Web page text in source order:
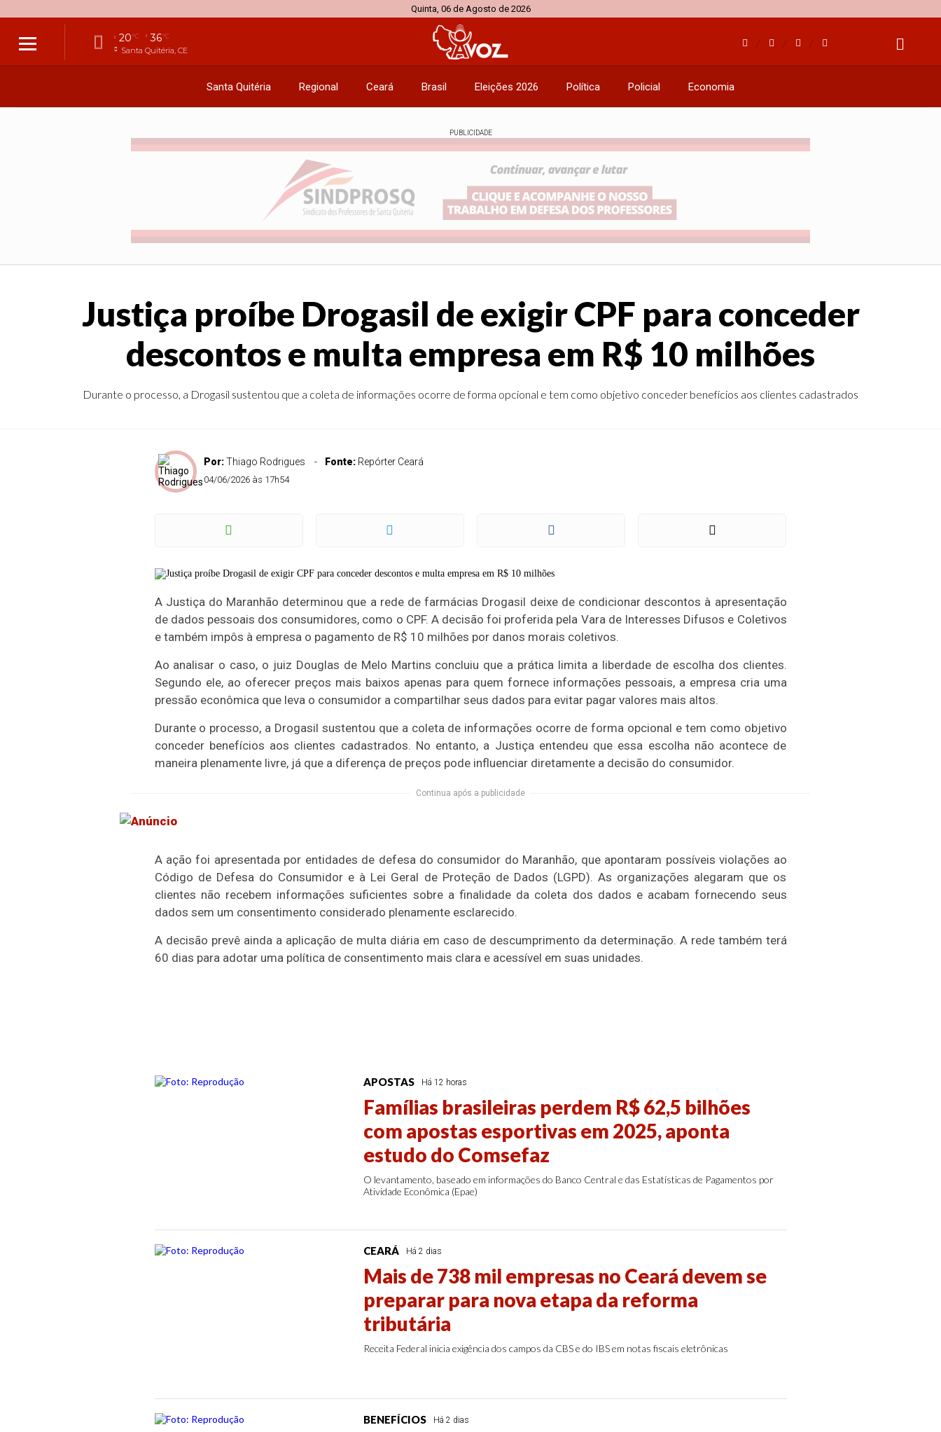
Quinta, 06 de Agosto de 2026
20°C 36°C
Santa Quitéria, CE
Santa Quitéria Regional Ceará Brasil Eleições 2026 Política Policial Economia
PUBLICIDADE
Justiça proíbe Drogasil de exigir CPF para conceder
descontos e multa empresa em R$ 10 milhões
Durante o processo, a Drogasil sustentou que a coleta de informações ocorre de forma opcional e tem como objetivo conceder benefícios aos clientes cadastrados
Por:Thiago Rodrigues Fonte: Repórter Ceará
04/06/2026 às 17h54
A Justiça do Maranhão determinou que a rede de farmácias Drogasil deixe de condicionar descontos à apresentação
de dados pessoais dos consumidores, como o CPF. A decisão foi proferida pela Vara de Interesses Difusos e Coletivos
e também impôs à empresa o pagamento de R$ 10 milhões por danos morais coletivos.
Ao analisar o caso, o juiz Douglas de Melo Martins concluiu que a prática limita a liberdade de escolha dos clientes.
Segundo ele, ao oferecer preços mais baixos apenas para quem fornece informações pessoais, a empresa cria uma
pressão econômica que leva o consumidor a compartilhar seus dados para evitar pagar valores mais altos.
Durante o processo, a Drogasil sustentou que a coleta de informações ocorre de forma opcional e tem como objetivo
conceder benefícios aos clientes cadastrados. No entanto, a Justiça entendeu que essa escolha não acontece de
maneira plenamente livre, já que a diferença de preços pode influenciar diretamente a decisão do consumidor.
Continua após a publicidade
A ação foi apresentada por entidades de defesa do consumidor do Maranhão, que apontaram possíveis violações ao
Código de Defesa do Consumidor e à Lei Geral de Proteção de Dados (LGPD). As organizações alegaram que os
clientes não recebem informações suficientes sobre a finalidade da coleta dos dados e acabam fornecendo seus
dados sem um consentimento considerado plenamente esclarecido.
A decisão prevê ainda a aplicação de multa diária em caso de descumprimento da determinação. A rede também terá
60 dias para adotar uma política de consentimento mais clara e acessível em suas unidades.
APOSTAS Há 12 horas
Famílias brasileiras perdem R$ 62,5 bilhões
com apostas esportivas em 2025, aponta
estudo do Comsefaz
O levantamento, baseado em informações do Banco Central e das Estatísticas de Pagamentos por
Atividade Econômica (Epae)
CEARÁ Há 2 dias
Mais de 738 mil empresas no Ceará devem se
preparar para nova etapa da reforma
tributária
Receita Federal inicia exigência dos campos da CBS e do IBS em notas fiscais eletrônicas
BENEFÍCIOS Há 2 dias